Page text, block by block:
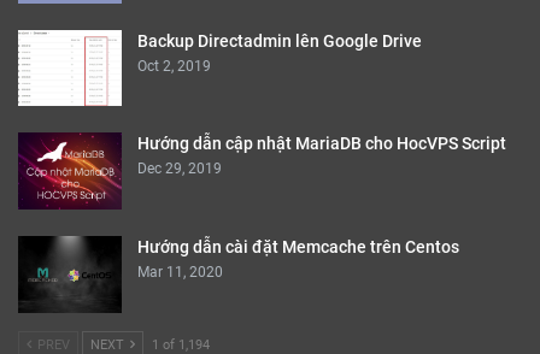
Backup Directadmin lên Google Drive
Oct 2, 2019
Hướng dẫn cập nhật MariaDB cho HocVPS Script
Dec 29, 2019
Hướng dẫn cài đặt Memcache trên Centos
Mar 11, 2020
PREV NEXT 1 of 1,194